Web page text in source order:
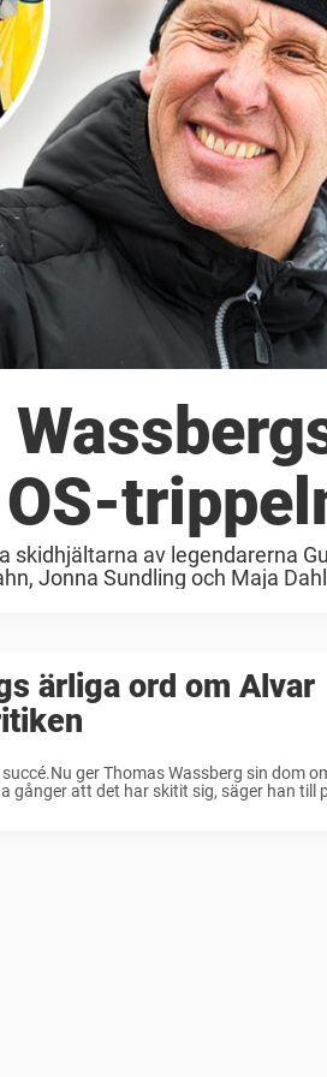
skidhjältarna av legendarerna
Jonna Sundling och Maja
ärliga ord om Alvar
ger Thomas Wassberg sin dom
gånger att det har skitit sig, säger han till